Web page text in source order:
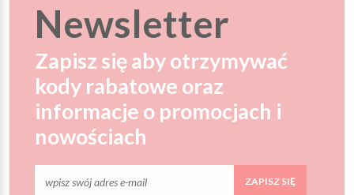
Newsletter
Zapisz się aby otrzymywać
kody rabatowe oraz
informacje o promocjach i
nowościach
ZAPISZ SIĘ